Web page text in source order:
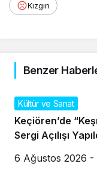
Kızgın
Benzer
Kültür ve Sanat
Keçiören’de
Sergi Açılışı
6 Ağustos 2026 -